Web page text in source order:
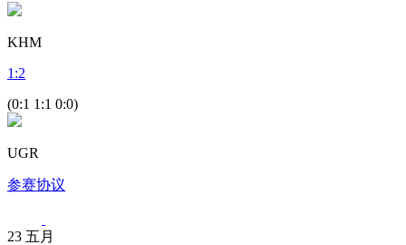
KHM
1 :2
(0:1 1:1 0:0)
UGR
参赛协议
23 五月